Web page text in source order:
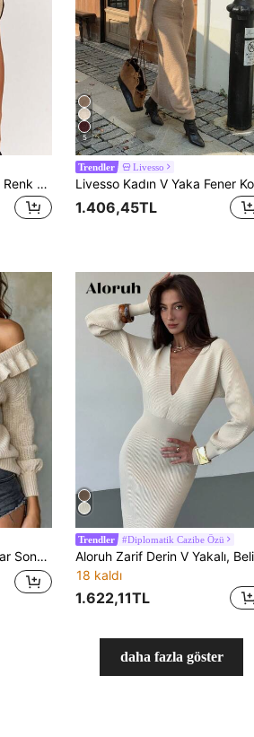
SHEIN BAE Kadınlar İçin Renk Bloklu Vintage Günlük İşe Gidiş Kolsuz Hırka
5
Trendler Livesso
1.406,45TL
Kol Rahat Kesim Kısa
Trendler #Diplomatik Cazibe Özü
18 kaldı
1.622,11TL
daha fazla göster